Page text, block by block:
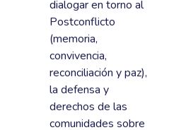
dialogar en torno al
Postconflicto
(memoria,
convivencia,
reconciliación y paz),
la defensa y
derechos de las
comunidades sobre